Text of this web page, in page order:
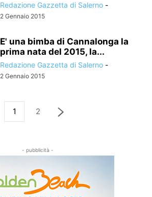
Redazione Gazzetta di Salerno -
2 Gennaio 2015
E' una bimba di Cannalonga la
prima nata del 2015, la...
Redazione Gazzetta di Salerno -
2 Gennaio 2015
1 2
- pubblicità -